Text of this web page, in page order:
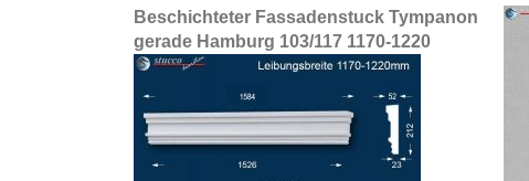
Beschichteter Fassadenstuck Tympanon
gerade Hamburg 103/117 1170-1220